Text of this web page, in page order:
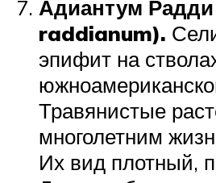
Адиантум
raddianum).
эпифит на
Травянистые
многолетним
Их вид плотный,